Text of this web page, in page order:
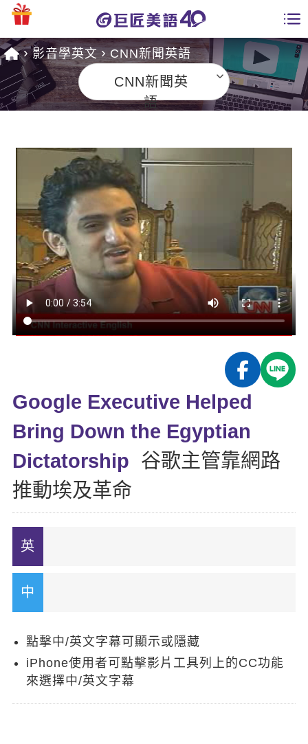
課程總覽
英文課程總表
英文會話
商用英文
英文檢定
TOEIC 多益課程
IELTS 雅思課程
能力養成
自然發音
開口溜英文
旅遊英文
基礎字彙
情境閱讀
英文文法技巧
特色課程
英語俱樂部
ECAM
Let's Talk
日語
韓語
西班牙語
外語即時通
更多
一對一家教
企業訓練
點讀筆教材
全國分校
免費資源
英文部落格
多益秒學堂
影音學英文
師資團隊
學習分享
學員故事
活動花絮
校園贊助
學員專區
Recruiting
影音學英文 CNN新聞英語
CNN新聞英
語
Google Executive Helped
Bring Down the Egyptian
Dictatorship 谷歌主管靠網路
推動埃及革命
點擊中/英文字幕可顯示或隱藏
iPhone使用者可點擊影片工具列上的CC功能
來選擇中/英文字幕